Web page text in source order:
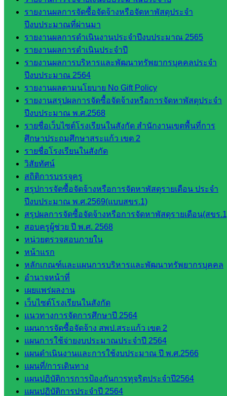
รายงานผลการจัดซื้อจัดจ้างหรือจัดหาพัสดุประจำ
ปีงบประมาณที่ผ่านมา
รายงานผลการดำเนินงานประจำปีงบประมาณ 2565
รายงานผลการดำเนินประจำปี
รายงานผลการบริหารและพัฒนาทรัพยากรบุคคลประจำ
ปีงบประมาณ 2564
รายงานผลตามนโยบาย No Gift Policy
รายงานสรุปผลการจัดซื้อจัดจ้างหรือการจัดหาพัสดุประจำ
ปีงบประมาณ พ.ศ.2568
รายชื่อเว็บไซต์โรงเรียนในสังกัด สำนักงานเขตพื้นที่การ
ศึกษาประถมศึกษาสระแก้ว เขต 2
รายชื่อโรงเรียนในสังกัด
วิสัยทัศน์
สถิติการบรรจุครู
สรุปการจัดซื้อจัดจ้างหรือการจัดหาพัสดุรายเดือน ประจำ
ปีงบประมาณ พ.ศ.2569(แบบสขร.1)
สรุปผลการจัดซื้อจัดจ้างหรือการจัดหาพัสดุรายเดือน(สขร
สอบครูผู้ช่วย ปี พ.ศ. 2568
หน่วยตรวจสอบภายใน
หน้าแรก
หลักเกณฑ์และแผนการบริหารและพัฒนาทรัพยากรบุคคล
อำนาจหน้าที่
เผยแพร่ผลงาน
เว็บไซต์โรงเรียนในสังกัด
แนวทางการจัดการศึกษาปี 2564
แผนการจัดซื้อจัดจ้าง สพป.สระแก้ว เขต 2
แผนการใช้จ่ายงบประมาณประจำปี 2564
แผนดำเนินงานและการใช้งบประมาณ ปี พ.ศ.2566
แผนที่/การเดินทาง
แผนปฏิบัติการการป้องกันการทุจริตประจำปี2564
แผนปฏิบัติการประจำปี 2564
งาน
และบุ
เทศ
ติดตาม
และประ
เมินผลฯ
เว็บไซต์
หลักสูตร
ต้าน
ทุจริต
ห้อง
นิเทศ
ศน.นิพนธ์
พรมพิไล
ห้อง
นิเทศ
ศน.ชยา
ธิศ/
ศน.อัญชลี
ห้อง
นิเทศ
ดร.สราว
ดี เพ็งศรี
โคตร